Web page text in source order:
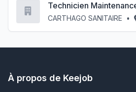
Technicien
CARTHAGO SANITAIRE •
À propos de Keejob